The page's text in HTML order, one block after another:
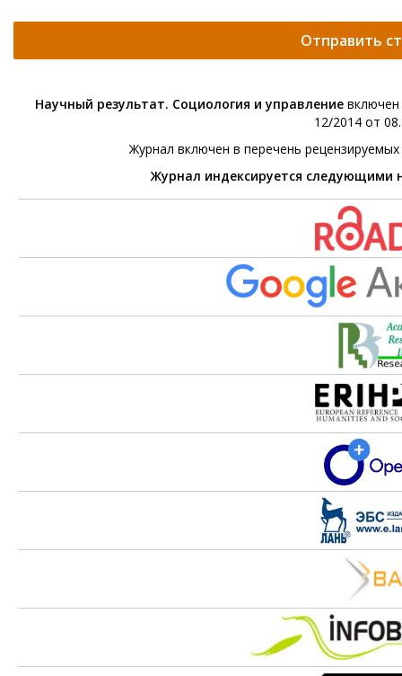
Отправить
Научный результат. Социология и управление
12/2014 от
Журнал включен в перечень
Журнал индексируется